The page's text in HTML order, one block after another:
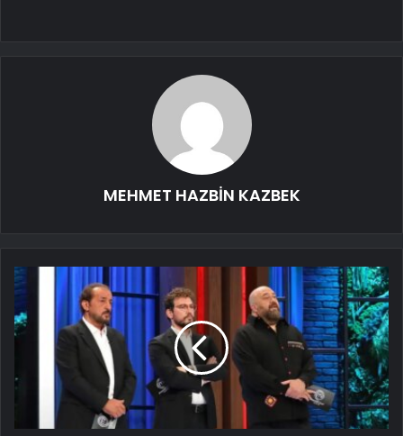
MEHMET HAZBİN KAZBEK